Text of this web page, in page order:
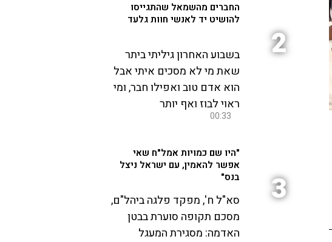
2
החברים מהשמאל שהתגייסו
להושיט יד לאנשי חוות גלעד
בשבוע האחרון גיליתי ביתר
שאת מי לא מסכים איתי אבל
הוא אדם טוב ואפילו חבר, ומי
ראוי לבוז ואף יותר
00:33
3
"היו שם כמויות אמל"ח שאי
אפשר להאמין, עם ישראל ניצל
בנס"
סא"ל ח', מפקד פלגה ביהל"ם,
מסכם תקופה סוערת בבטן
האדמה: מסגירת המעגל